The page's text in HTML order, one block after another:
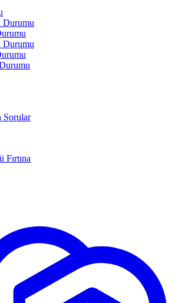
Durumu
Durumu
Sorular
Fırtına